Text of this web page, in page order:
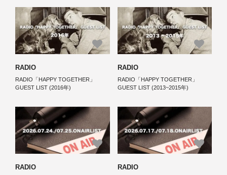
RADIO
RADIO「HAPPY TOGETHER」
GUEST LIST (2016年)
RADIO
RADIO「HAPPY TOGETHER」
GUEST LIST (2013~2015年)
RADIO RADIO